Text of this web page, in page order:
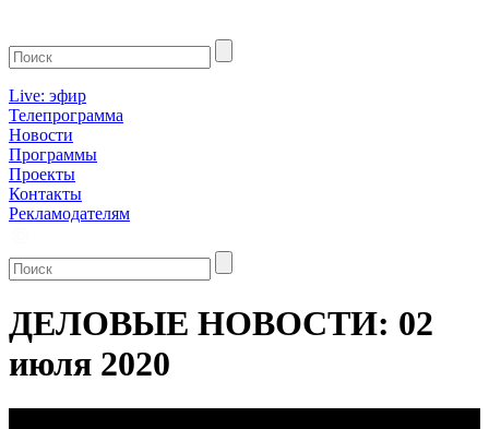
Live: эфир
Телепрограмма
Новости
Программы
Проекты
Контакты
Рекламодателям
ДЕЛОВЫЕ НОВОСТИ: 02
июля 2020